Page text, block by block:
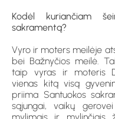
Kodėl kuriančiam
sakramentą?
Vyro ir moters meilėje
bei Bažnyčios meilė.
taip vyras ir moteris
vienas kitą visą
priima Santuokos
sąjungai, vaikų